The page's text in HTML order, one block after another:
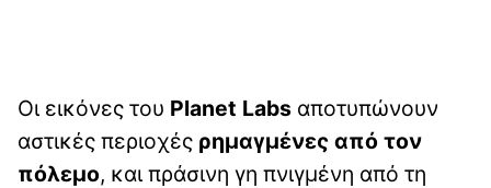
Οι εικόνες του Planet Labs αποτυπώνουν
αστικές περιοχές ρημαγμένες από τον
πόλεμο, και πράσινη γη πνιγμένη από τη